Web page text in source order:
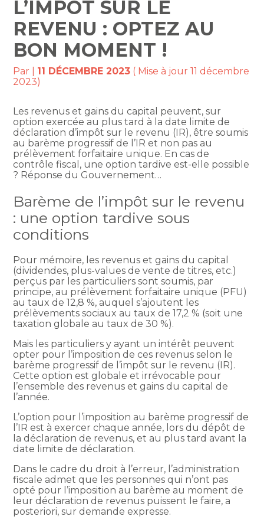
L’IMPÔT SUR LE
REVENU : OPTEZ AU
BON MOMENT !
Par 11 DÉCEMBRE 2023 ( Mise à jour 11 décembre
2023)
Les revenus et gains du capital peuvent, sur
option exercée au plus tard à la date limite de
déclaration d’impôt sur le revenu (IR), être soumis
au barème progressif de l’IR et non pas au
prélèvement forfaitaire unique. En cas de
contrôle fiscal, une option tardive est-elle possible
? Réponse du Gouvernement…
Barème de l’impôt sur le revenu
: une option tardive sous
conditions
Pour mémoire, les revenus et gains du capital
(dividendes, plus-values de vente de titres, etc.)
perçus par les particuliers sont soumis, par
principe, au prélèvement forfaitaire unique (PFU)
au taux de 12,8 %, auquel s’ajoutent les
prélèvements sociaux au taux de 17,2 % (soit une
taxation globale au taux de 30 %).
Mais les particuliers y ayant un intérêt peuvent
opter pour l’imposition de ces revenus selon le
barème progressif de l’impôt sur le revenu (IR).
Cette option est globale et irrévocable pour
l’ensemble des revenus et gains du capital de
l’année.
L’option pour l’imposition au barème progressif de
l’IR est à exercer chaque année, lors du dépôt de
la déclaration de revenus, et au plus tard avant la
date limite de déclaration.
Dans le cadre du droit à l’erreur, l’administration
fiscale admet que les personnes qui n’ont pas
opté pour l’imposition au barème au moment de
leur déclaration de revenus puissent le faire, a
posteriori, sur demande expresse.